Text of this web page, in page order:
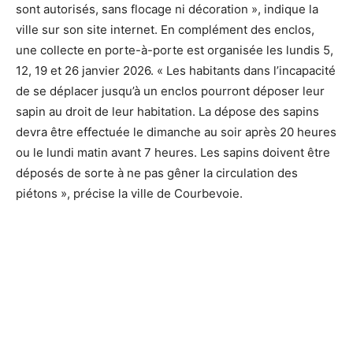
sont autorisés, sans flocage ni décoration », indique la
ville sur son site internet. En complément des enclos,
une collecte en porte-à-porte est organisée les lundis 5,
12, 19 et 26 janvier 2026. « Les habitants dans l’incapacité
de se déplacer jusqu’à un enclos pourront déposer leur
sapin au droit de leur habitation. La dépose des sapins
devra être effectuée le dimanche au soir après 20 heures
ou le lundi matin avant 7 heures. Les sapins doivent être
déposés de sorte à ne pas gêner la circulation des
piétons », précise la ville de Courbevoie.